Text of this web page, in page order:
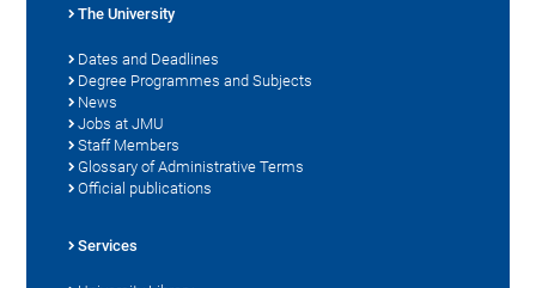
The University
Dates and Deadlines
Degree Programmes and Subjects
News
Jobs at JMU
Staff Members
Glossary of Administrative Terms
Official publications
Services